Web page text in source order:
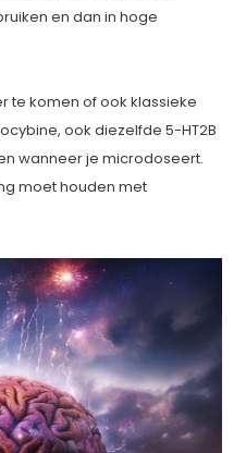
en dan in hoge
te komen of ook klassieke
ook diezelfde 5-HT2B
wanneer je microdoseert.
moet houden met